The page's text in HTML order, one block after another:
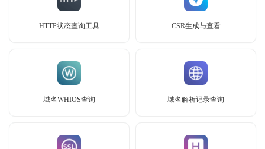
HTTP状态查询工具 CSR生成与查看
域名WHIOS查询 域名解析记录查询